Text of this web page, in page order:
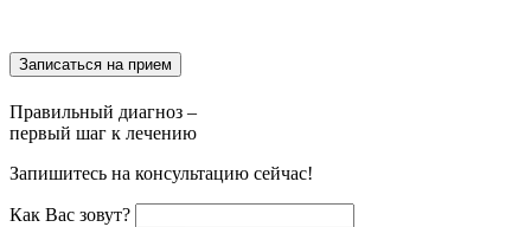
Записаться на прием
Правильный диагноз –
первый шаг к лечению
Запишитесь на консультацию сейчас!
Как Вас зовут?